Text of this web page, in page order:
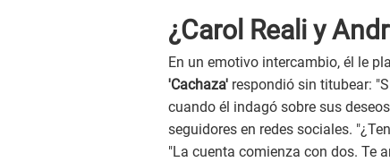
¿Carol Reali y
En un emotivo intercambio, él le
'Cachaza' respondió sin titubear:
cuando él indagó sobre sus
seguidores en redes sociales.
"La cuenta comienza con dos. Te